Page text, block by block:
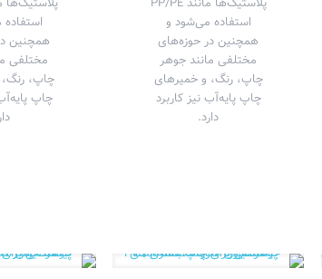
استفاده می‌شود و
همچنین در حوزه‌های
مختلفی مانند جوهر
چاپ، رنگ، و خمیرهای
چاپ پایه‌آب نیز کاربرد
دارد.
همچنین
مختلفی
چاپ،
چاپ